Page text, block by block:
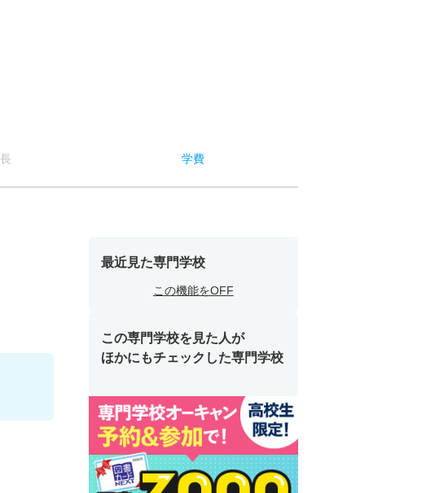
学費
最近見た専門学校
この機能をOFF
この専門学校を見た人が
ほかにもチェックした専門学校